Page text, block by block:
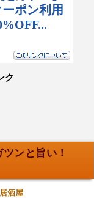
ク
ンと旨い！
居酒屋